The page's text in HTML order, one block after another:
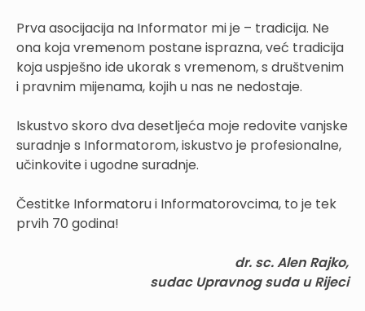
Prva asocijacija na Informator mi je – tradicija. Ne
ona koja vremenom postane isprazna, već tradicija
koja uspješno ide ukorak s vremenom, s društvenim
i pravnim mijenama, kojih u nas ne nedostaje.
Iskustvo skoro dva desetljeća moje redovite vanjske
suradnje s Informatorom, iskustvo je profesionalne,
učinkovite i ugodne suradnje.
Čestitke Informatoru i Informatorovcima, to je tek
prvih 70 godina!
dr. sc. Alen Rajko,
sudac Upravnog suda u Rijeci